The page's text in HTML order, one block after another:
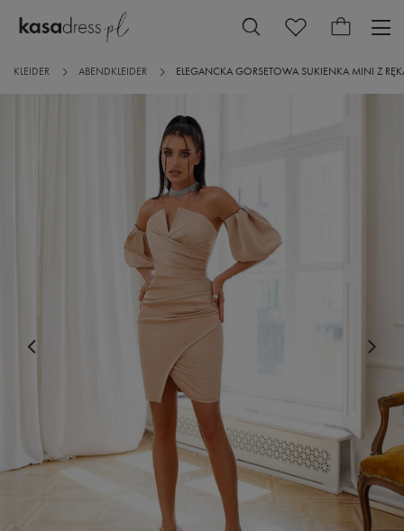
KLEIDER ABENDKLEIDER ELEGANCKA GORSETOWA SUKIENKA MINI Z